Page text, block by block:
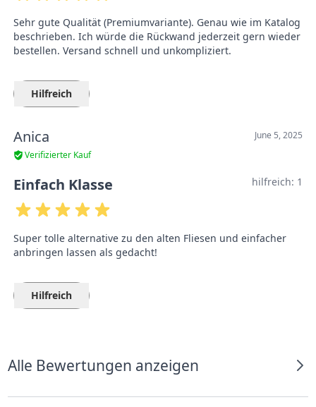
Sehr gute Qualität (Premiumvariante). Genau wie im Katalog
beschrieben. Ich würde die Rückwand jederzeit gern wieder
bestellen. Versand schnell und unkompliziert.
Hilfreich
Anica
Verifizierter Kauf
June 5, 2025
Einfach Klasse hilfreich: 1
Super tolle alternative zu den alten Fliesen und einfacher
anbringen lassen als gedacht!
Hilfreich
Alle Bewertungen anzeigen